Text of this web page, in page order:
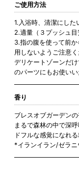
ご使用方法
1.入浴時、清潔にした
2.適量（３プッシュ目
3.指の腹を使って前
用しないようご注意く
デリケートゾーンだ
のパーツにもお使いい
香り
ブレスオブガーデンの
まるで森林の中で深
ドフルな感覚になれる
*イランイラン/ゼラ